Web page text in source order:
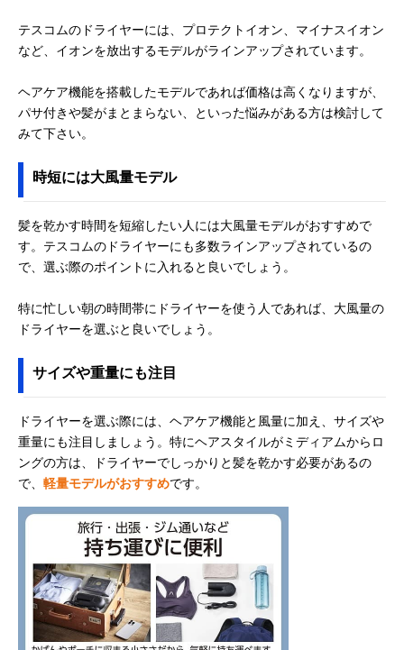
テスコムのドライヤーには、プロテクトイオン、マイナスイオン
など、イオンを放出するモデルがラインアップされています。
ヘアケア機能を搭載したモデルであれば価格は高くなりますが、
パサ付きや髪がまとまらない、といった悩みがある方は検討して
みて下さい。
時短には大風量モデル
髪を乾かす時間を短縮したい人には大風量モデルがおすすめで
す。テスコムのドライヤーにも多数ラインアップされているの
で、選ぶ際のポイントに入れると良いでしょう。
特に忙しい朝の時間帯にドライヤーを使う人であれば、大風量の
ドライヤーを選ぶと良いでしょう。
サイズや重量にも注目
ドライヤーを選ぶ際には、ヘアケア機能と風量に加え、サイズや
重量にも注目しましょう。特にヘアスタイルがミディアムからロ
ングの方は、ドライヤーでしっかりと髪を乾かす必要があるの
で、 軽量モデルがおすすめです。